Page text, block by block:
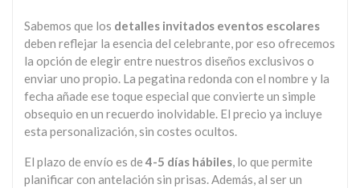
Sabemos que los detalles invitados eventos escolares
deben reflejar la esencia del celebrante, por eso ofrecemos
la opción de elegir entre nuestros diseños exclusivos o
enviar uno propio. La pegatina redonda con el nombre y la
fecha añade ese toque especial que convierte un simple
obsequio en un recuerdo inolvidable. El precio ya incluye
esta personalización, sin costes ocultos.
El plazo de envío es de4-5 días hábiles, lo que permite
planificar con antelación sin prisas. Además, al ser un